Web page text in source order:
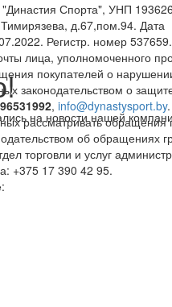
Спорта", УНП
д.67,пом.94. Дата
Регистр. номер
лица, уполномоченного
покупателей о
законодательством о
, info@dynastysport.by.
рассматривать обращения
об обращениях
торговли и услуг
+375 17 390 42 95.
на новости нашей